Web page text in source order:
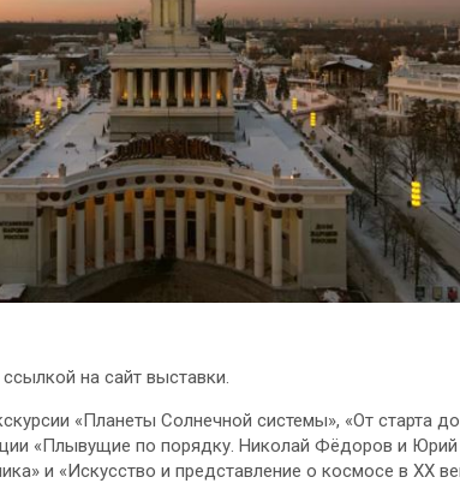
на сайт выставки.
«Планеты Солнечной системы», «От старта
«Плывущие по порядку. Николай Фёдоров и Юрий
и «Искусство и представление о космосе в XX